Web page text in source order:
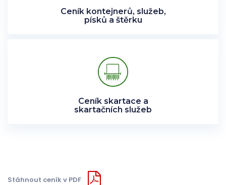
Ceník kontejnerů, služeb,
písků a štěrku
Ceník skartace a
skartačních služeb
Stáhnout ceník v PDF